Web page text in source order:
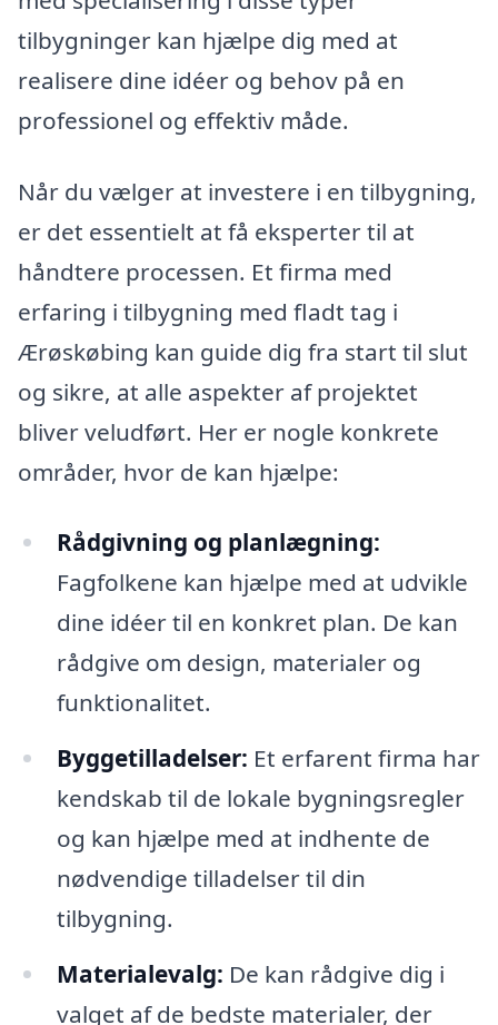
tilbygninger kan hjælpe dig med at
realisere dine idéer og behov på en
professionel og effektiv måde.
Når du vælger at investere i en tilbygning,
er det essentielt at få eksperter til at
håndtere processen. Et firma med
erfaring i tilbygning med fladt tag i
Ærøskøbing kan guide dig fra start til slut
og sikre, at alle aspekter af projektet
bliver veludført. Her er nogle konkrete
områder, hvor de kan hjælpe:
Rådgivning og planlægning:
Fagfolkene kan hjælpe med at udvikle
dine idéer til en konkret plan. De kan
rådgive om design, materialer og
funktionalitet.
Byggetilladelser: Et erfarent firma har
kendskab til de lokale bygningsregler
og kan hjælpe med at indhente de
nødvendige tilladelser til din
tilbygning.
Materialevalg: De kan rådgive dig i
valget af de bedste materialer, der